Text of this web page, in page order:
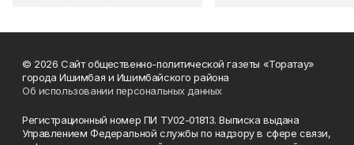
© 2026 Сайт общественно-политической газеты «Торатау»
города Ишимбая и Ишимбайского района
Об использовании персональных данных
Регистрационный номер ПИ ТУ02-01813. Выписка выдана
Управлением Федеральной службы по надзору в сфере связи,